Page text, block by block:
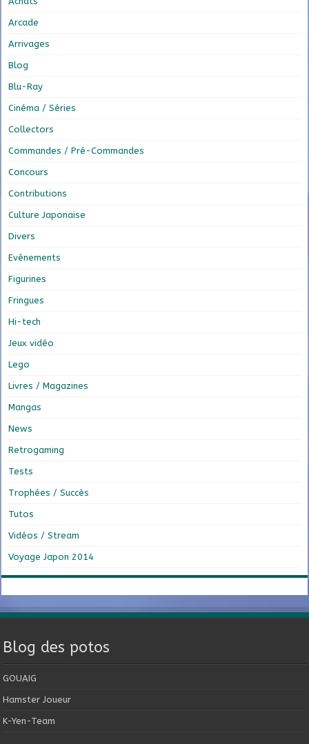
Arcade
Arrivages
Blog
Blu-Ray
Cinéma / Séries
Collectors
Commandes / Pré-Commandes
Concours
Contributions
Culture Japonaise
Divers
Evénements
Figurines
Fringues
Hi-tech
Jeux vidéo
Lego
Livres / Magazines
Mangas
News
Retrogaming
Tests
Trophées / Succès
Tutos
Vidéos / Stream
Voyage Japon 2014
Blog des potos
GOUAIG
Hamster Joueur
K-Yen-Team